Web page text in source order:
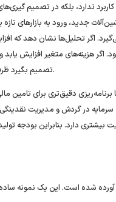
ندارد، بلکه در تصمیم‌
جدید، ورود به بازارهای
اگر تحلیل‌ها نشان دهد که
هزینه‌های متغیر افزایش
تصمیم بگیرد ظرفیت را ثابت نگه دارد یا روی محصولات پرسودتر تمرکز کند.
دقیق‌تری برای تامین
سرمایه در گردش و مدیریت
دارد. بنابراین بودجه
آورده شده است. این یک نمونه